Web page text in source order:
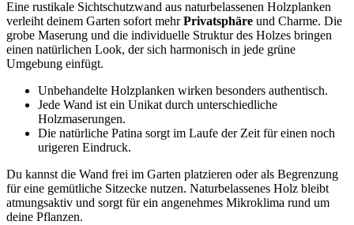
Eine rustikale Sichtschutzwand aus naturbelassenen Holzplanken
verleiht deinem Garten sofort mehrPrivatsphäre und Charme. Die
grobe Maserung und die individuelle Struktur des Holzes bringen
einen natürlichen Look, der sich harmonisch in jede grüne
Umgebung einfügt.
Unbehandelte Holzplanken wirken besonders authentisch.
Jede Wand ist ein Unikat durch unterschiedliche
Holzmaserungen.
Die natürliche Patina sorgt im Laufe der Zeit für einen noch
urigeren Eindruck.
Du kannst die Wand frei im Garten platzieren oder als Begrenzung
für eine gemütliche Sitzecke nutzen. Naturbelassenes Holz bleibt
atmungsaktiv und sorgt für ein angenehmes Mikroklima rund um
deine Pflanzen.